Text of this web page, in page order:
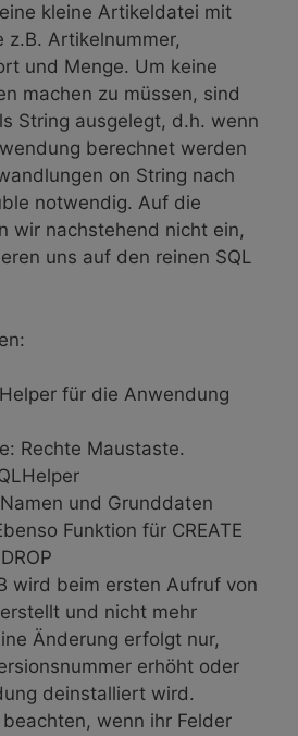
kleine Artikeldatei mit
z.B. Artikelnummer,
und Menge. Um keine
machen zu müssen, sind
String ausgelegt, d.h. wenn
berechnet werden
on String nach
notwendig. Auf die
wir nachstehend nicht ein,
uns auf den reinen SQL
für die Anwendung
Rechte Maustaste.
und Grunddaten
Funktion für CREATE
wird beim ersten Aufruf von
erstellt und nicht mehr
Änderung erfolgt nur,
erhöht oder
deinstalliert wird.
wenn ihr Felder